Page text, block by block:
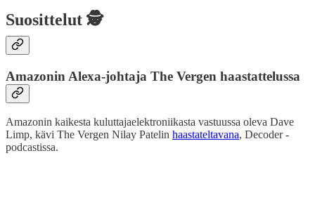
Suosittelut 🕵️
Amazonin Alexa-johtaja The Vergen haastattelussa
Amazonin kaikesta kuluttajaelektroniikasta vastuussa oleva Dave
Limp, kävi The Vergen Nilay Patelin haastateltavana, Decoder -
podcastissa.